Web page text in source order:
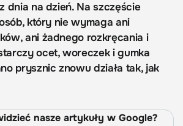
dnia na dzień. Na szczęście
który nie wymaga ani
ani żadnego rozkręcania i
ocet, woreczek i gumka
prysznic znowu działa tak, jak
nasze artykuły w Google?